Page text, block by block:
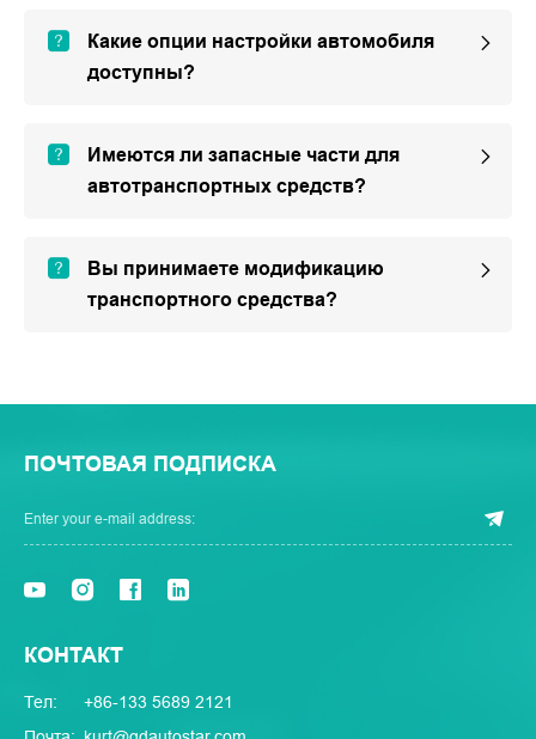
Какие опции настройки автомобиля
доступны?
Имеются ли запасные части для
автотранспортных средств?
Вы принимаете модификацию
транспортного средства?
ПОЧТОВАЯ ПОДПИСКА
КОНТАКТ
Тел:
+86-133 5689 2121